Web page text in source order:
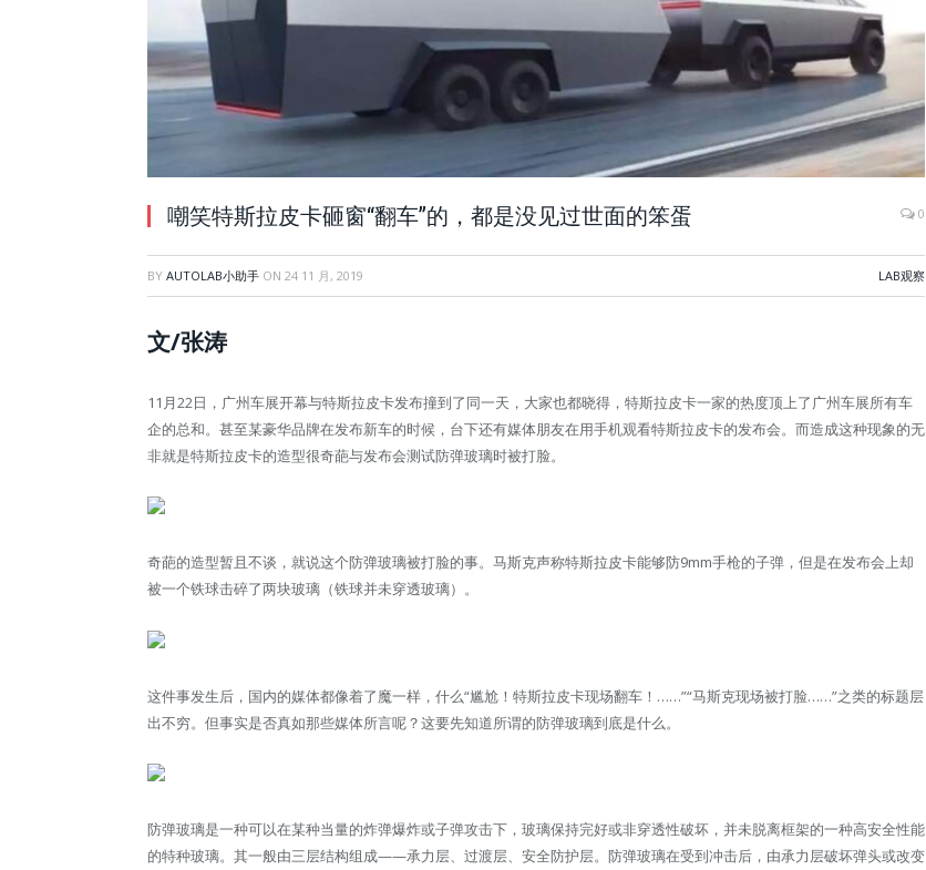
嘲笑特斯拉皮卡砸窗“翻车”的，都是没见过世面的笨蛋 0
BY AUTOLAB小助手 ON 24 11 月, 2019 LAB观察
文/张涛
11月22日，广州车展开幕与特斯拉皮卡发布撞到了同一天，大家也都晓得，特斯拉皮卡一家的热度顶上了广州车展所有车
企的总和。甚至某豪华品牌在发布新车的时候，台下还有媒体朋友在用手机观看特斯拉皮卡的发布会。而造成这种现象的无
非就是特斯拉皮卡的造型很奇葩与发布会测试防弹玻璃时被打脸。
奇葩的造型暂且不谈，就说这个防弹玻璃被打脸的事。马斯克声称特斯拉皮卡能够防9mm手枪的子弹，但是在发布会上却
被一个铁球击碎了两块玻璃（铁球并未穿透玻璃）。
这件事发生后，国内的媒体都像着了魔一样，什么“尴尬！特斯拉皮卡现场翻车！……”“马斯克现场被打脸……”之类的标题层
出不穷。但事实是否真如那些媒体所言呢？这要先知道所谓的防弹玻璃到底是什么。
防弹玻璃是一种可以在某种当量的炸弹爆炸或子弹攻击下，玻璃保持完好或非穿透性破坏，并未脱离框架的一种高安全性能
的特种玻璃。其一般由三层结构组成——承力层、过渡层、安全防护层。防弹玻璃在受到冲击后，由承力层破坏弹头或改变